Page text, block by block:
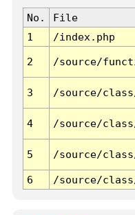
No. File
1
/index.php
2 /source/
3 /source/
4 /source/
5 /source/
6 /source/